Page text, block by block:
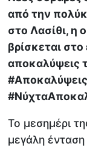
από την
στο Λασίθι, η
βρίσκεται
Το μεσημέρι
μεγάλη